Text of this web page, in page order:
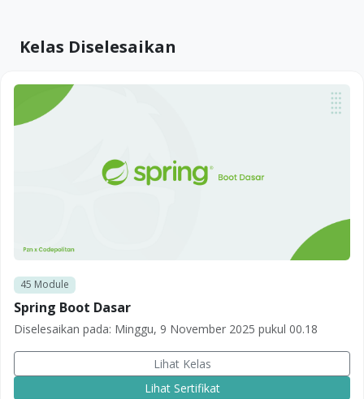
Kelas Diselesaikan
45 Module
Spring Boot Dasar
Diselesaikan pada: Minggu, 9 November 2025 pukul 00.18
Lihat Kelas
Lihat Sertifikat